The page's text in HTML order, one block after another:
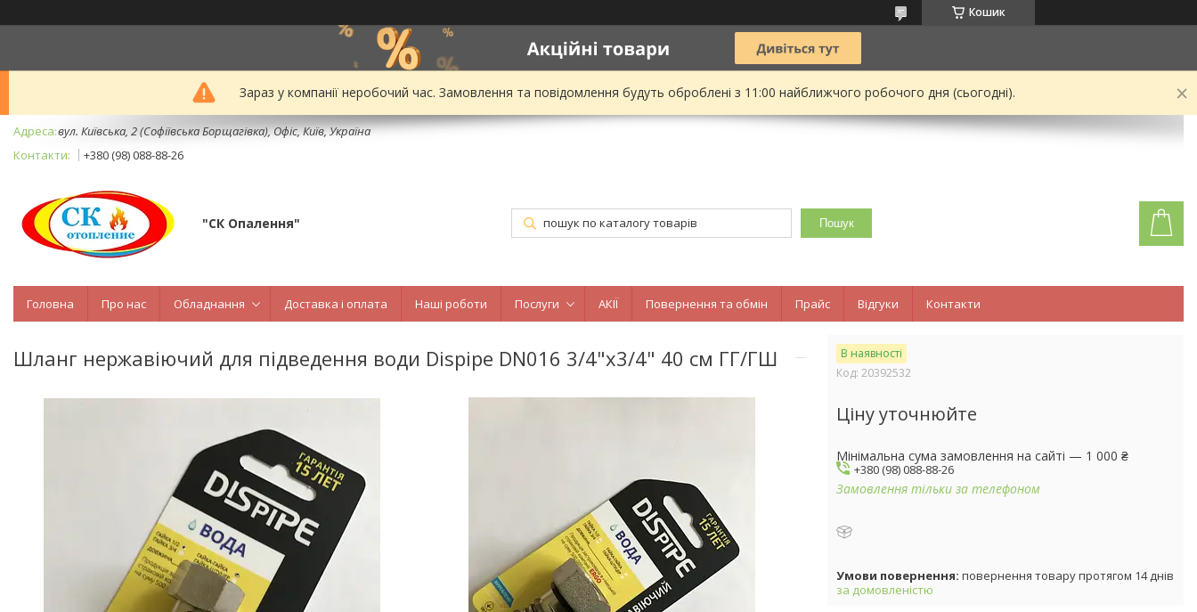
Кошик
Зараз у компанії неробочий час. Замовлення та повідомлення будуть оброблені з 11:00 найближчого робочого дня (сьогодні).
вул. Київська, 2 (Софіївська Борщагівка), Офіс, Київ, Україна
+380 (98) 088-88-26
"СК Опалення" Пошук
Головна Про нас Обладнання Доставка і оплата Наші роботи Послуги АКІЇ Повернення та обмін Прайс Відгуки Контакти
Шланг нержавіючий для підведення води Dispipe DN016 3/4"х3/4" 40 см ГГ/ГШ
В наявності
Код: 20392532
Ціну уточнюйте
Мінімальна сума замовлення на сайті — 1 000 ₴
+380 (98) 088-88-26
Замовлення тільки за телефоном
повернення товару протягом 14 днів
за домовленістю